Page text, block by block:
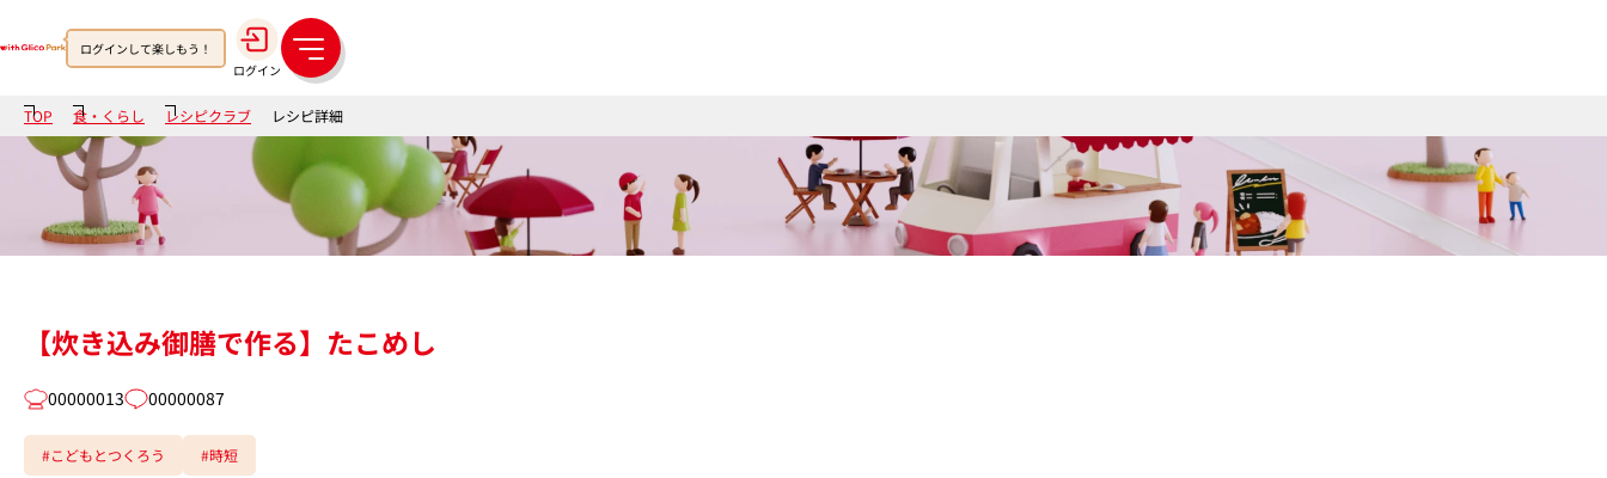
ログインして楽しもう！
ログイン
メ
ニ
ュ
ー
TOP 食・くらし レシピクラブ レシピ詳細
【炊き込み御膳で作る】たこめし
00000013 00000087
#こどもとつくろう #時短